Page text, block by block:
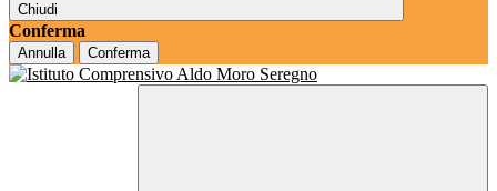
Chiudi
Conferma
Annulla Conferma